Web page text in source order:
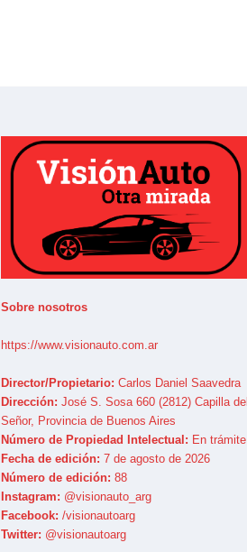
Sobre nosotros
https://www.visionauto.com.ar
Director/Propietario: Carlos Daniel Saavedra
Dirección: José S. Sosa 660 (2812) Capilla del
Señor, Provincia de Buenos Aires
Número de Propiedad Intelectual: En trámite
Fecha de edición: 7 de agosto de 2026
Número de edición: 88
Instagram: @visionauto_arg
Facebook: /visionautoarg
Twitter: @visionautoarg